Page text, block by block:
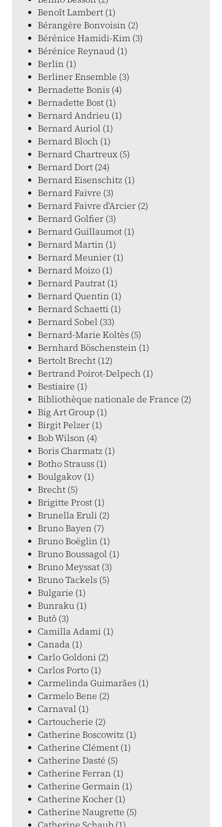
Benoît Lambert (1)
Bérangère Bonvoisin (2)
Bérénice Hamidi-Kim (3)
Bérénice Reynaud (1)
Berlin (1)
Berliner Ensemble (3)
Bernadette Bonis (4)
Bernadette Bost (1)
Bernard Andrieu (1)
Bernard Auriol (1)
Bernard Bloch (1)
Bernard Chartreux (5)
Bernard Dort (24)
Bernard Eisenschitz (1)
Bernard Faivre (3)
Bernard Faivre d’Arcier (2)
Bernard Golfier (3)
Bernard Guillaumot (1)
Bernard Martin (1)
Bernard Meunier (1)
Bernard Moizo (1)
Bernard Pautrat (1)
Bernard Quentin (1)
Bernard Schaetti (1)
Bernard Sobel (33)
Bernard-Marie Koltès (5)
Bernhard Böschenstein (1)
Bertolt Brecht (12)
Bertrand Poirot-Delpech (1)
Bestiaire (1)
Bibliothèque nationale de France (2)
Big Art Group (1)
Birgit Pelzer (1)
Bob Wilson (4)
Boris Charmatz (1)
Botho Strauss (1)
Boulgakov (1)
Brecht (5)
Brigitte Prost (1)
Brunella Eruli (2)
Bruno Bayen (7)
Bruno Boëglin (1)
Bruno Boussagol (1)
Bruno Meyssat (3)
Bruno Tackels (5)
Bulgarie (1)
Bunraku (1)
Butô (3)
Camilla Adami (1)
Canada (1)
Carlo Goldoni (2)
Carlos Porto (1)
Carmelinda Guimarães (1)
Carmelo Bene (2)
Carnaval (1)
Cartoucherie (2)
Catherine Boscowitz (1)
Catherine Clément (1)
Catherine Dasté (5)
Catherine Ferran (1)
Catherine Germain (1)
Catherine Kocher (1)
Catherine Naugrette (5)